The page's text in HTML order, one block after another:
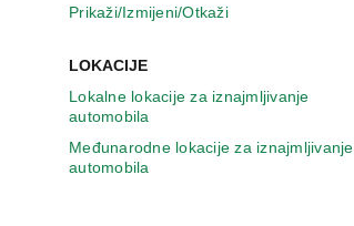
Prikaži/Izmijeni/Otkaži
LOKACIJE
Lokalne lokacije za iznajmljivanje
automobila
Međunarodne lokacije za iznajmljivanje
automobila